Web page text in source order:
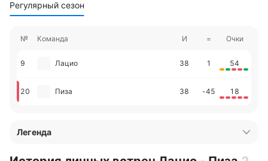
Регулярный сезон
№ Команда И = Очки
9 Лацио 38 1 54
20 Пиза 38 -45 18
Легенда